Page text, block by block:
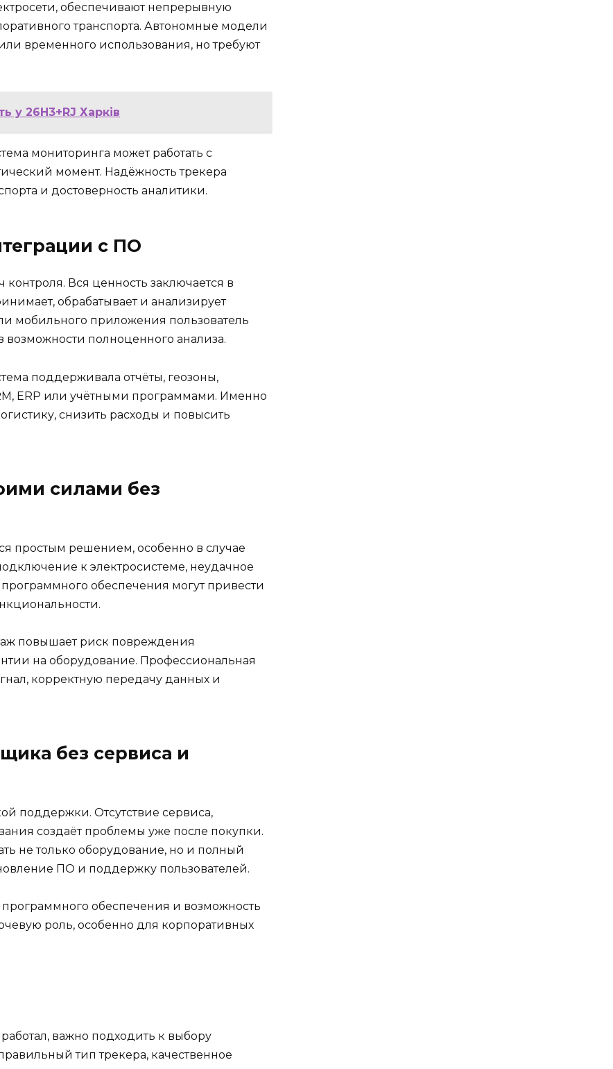
обеспечивают непрерывную
транспорта. Автономные модели
временного использования, но требуют
у 26H3+RJ Харків
мониторинга может работать с
момент. Надёжность трекера
и достоверность аналитики.
с ПО
Вся ценность заключается в
обрабатывает и анализирует
мобильного приложения пользователь
полноценного анализа.
поддерживала отчёты, геозоны,
ERP или учётными программами. Именно
снизить расходы и повысить
силами без
простым решением, особенно в случае
к электросистеме, неудачное
обеспечения могут привести
повышает риск повреждения
на оборудование. Профессиональная
корректную передачу данных и
без сервиса и
поддержки. Отсутствие сервиса,
создаёт проблемы уже после покупки.
не только оборудование, но и полный
ПО и поддержку пользователей.
обеспечения и возможность
роль, особенно для корпоративных
важно подходить к выбору
тип трекера, качественное